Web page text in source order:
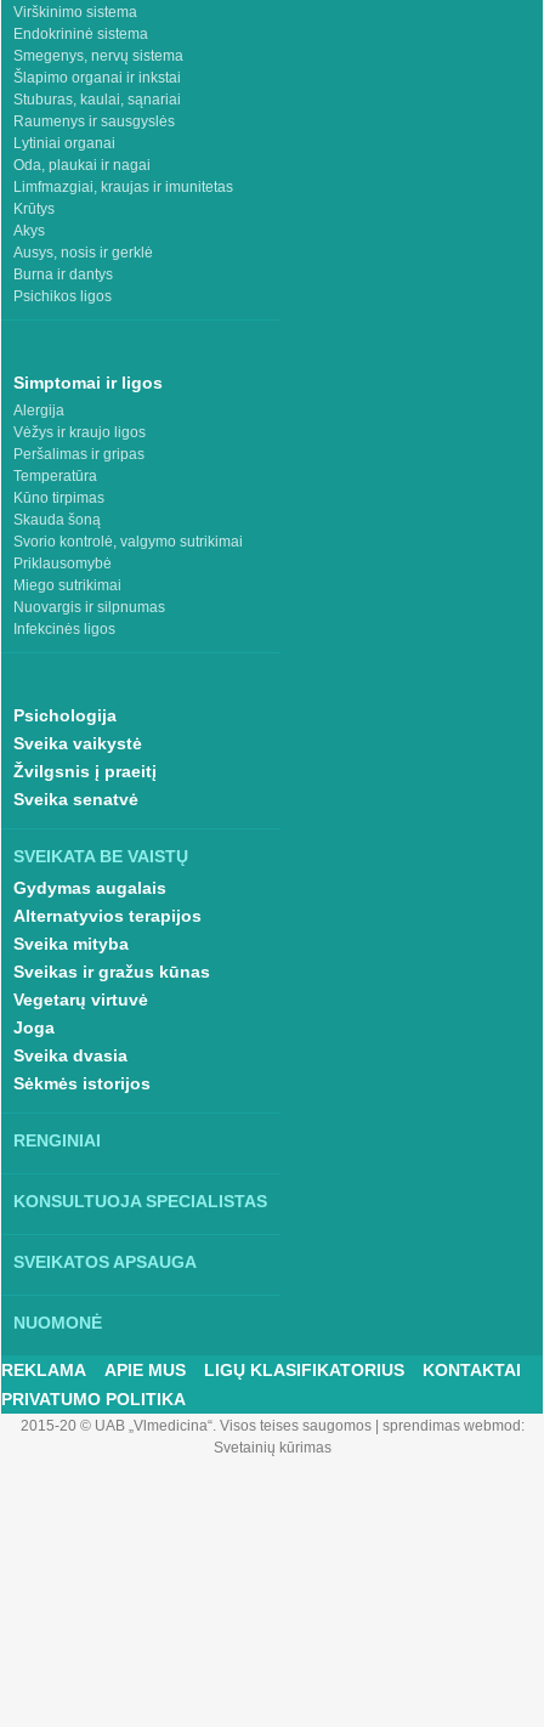
Virškinimo sistema
Endokrininė sistema
Smegenys, nervų sistema
Šlapimo organai ir inkstai
Stuburas, kaulai, sąnariai
Raumenys ir sausgyslės
Lytiniai organai
Oda, plaukai ir nagai
Limfmazgiai, kraujas ir imunitetas
Krūtys
Akys
Ausys, nosis ir gerklė
Burna ir dantys
Psichikos ligos
Simptomai ir ligos
Alergija
Vėžys ir kraujo ligos
Peršalimas ir gripas
Temperatūra
Kūno tirpimas
Skauda šoną
Svorio kontrolė, valgymo sutrikimai
Priklausomybė
Miego sutrikimai
Nuovargis ir silpnumas
Infekcinės ligos
Psichologija
Sveika vaikystė
Žvilgsnis į praeitį
Sveika senatvė
SVEIKATA BE VAISTŲ
Gydymas augalais
Alternatyvios terapijos
Sveika mityba
Sveikas ir gražus kūnas
Vegetarų virtuvė
Joga
Sveika dvasia
Sėkmės istorijos
RENGINIAI
KONSULTUOJA SPECIALISTAS
SVEIKATOS APSAUGA
NUOMONĖ
REKLAMA APIE MUS LIGŲ KLASIFIKATORIUS
KONTAKTAI
PRIVATUMO POLITIKA
2015-20 © UAB „Vlmedicina“. Visos teises saugomos| sprendimas webmod:
Svetainių kūrimas